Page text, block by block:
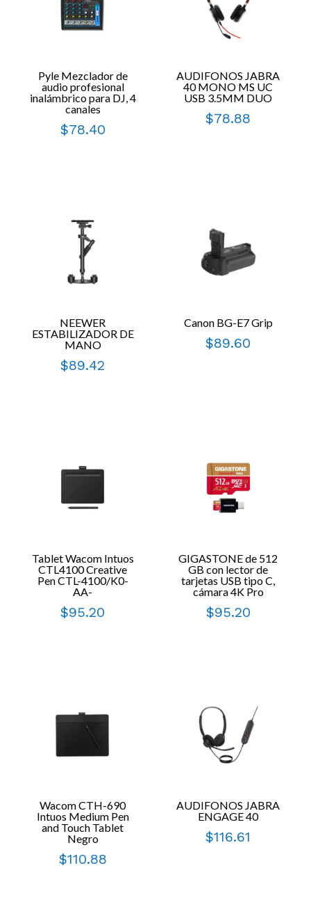
Pyle Mezclador de
audio profesional
inalámbrico para DJ, 4
canales
$78.40
AUDIFONOS JABRA
40 MONO MS UC
USB 3.5MM DUO
$78.88
NEEWER
ESTABILIZADOR DE
MANO
$89.42
Canon BG-E7 Grip
$89.60
Tablet Wacom Intuos
CTL4100 Creative
Pen CTL-4100/K0-
AA-
$95.20
GIGASTONE de 512
GB con lector de
tarjetas USB tipo C,
cámara 4K Pro
$95.20
Wacom CTH-690
Intuos Medium Pen
and Touch Tablet
Negro
$110.88
AUDIFONOS JABRA
ENGAGE 40
$116.61